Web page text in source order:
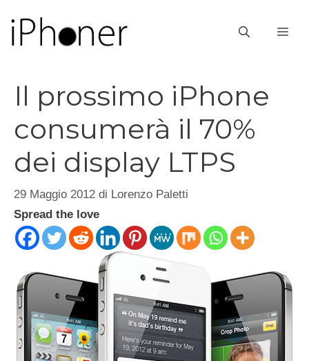
contenuto
Il prossimo iPhone
consumerà il 70%
dei display LTPS
29 Maggio 2012 di Lorenzo Paletti
Spread the love